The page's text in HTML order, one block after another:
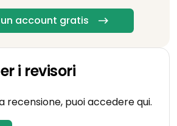
account gratis
i revisori
recensione, puoi accedere qui.